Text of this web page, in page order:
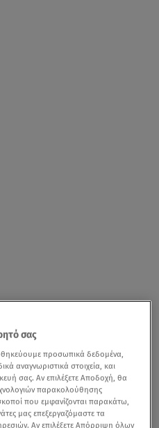
σας
προσωπικά δεδομένα,
αναγνωριστικά στοιχεία, και
σας. Αν επιλέξετε Αποδοχή, θα
παρακολούθησης
που εμφανίζονται παρακάτω,
μας επεξεργαζόμαστε τα
Αν επιλέξετε Απόρριψη όλων